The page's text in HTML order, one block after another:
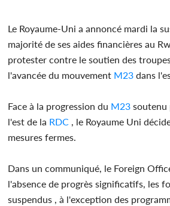
Le Royaume-Uni a annoncé mardi la
majorité de ses aides financières au
protester contre le soutien des
l'avancée du mouvement M23 dans
Face à la progression du M23 soutenu
l'est de la RDC , le Royaume Uni
mesures fermes.
Dans un communiqué, le Foreign
l'absence de progrès significatifs, les
suspendus , à l'exception des